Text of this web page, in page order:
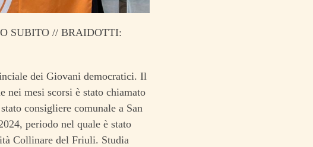
SUBITO // BRAIDOTTI:
dei Giovani democratici. Il
nei mesi scorsi è stato chiamato
consigliere comunale a San
periodo nel quale è stato
Collinare del Friuli. Studia